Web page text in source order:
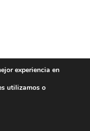
experiencia en
utilizamos o